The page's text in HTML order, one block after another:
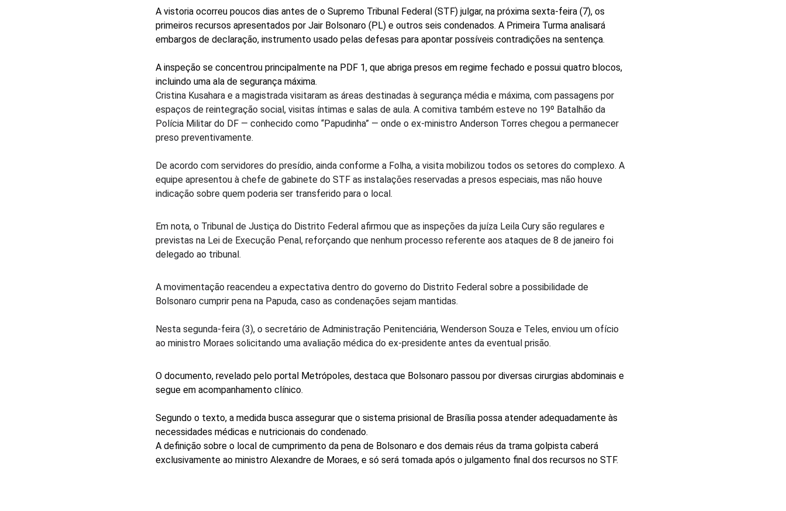
A vistoria ocorreu poucos dias antes de o Supremo Tribunal Federal (STF) julgar, na próxima sexta-feira (7), os
primeiros recursos apresentados por Jair Bolsonaro (PL) e outros seis condenados. A Primeira Turma analisará
embargos de declaração, instrumento usado pelas defesas para apontar possíveis contradições na sentença.
A inspeção se concentrou principalmente na PDF 1, que abriga presos em regime fechado e possui quatro blocos,
incluindo uma ala de segurança máxima.
Cristina Kusahara e a magistrada visitaram as áreas destinadas à segurança média e máxima, com passagens por
espaços de reintegração social, visitas íntimas e salas de aula. A comitiva também esteve no 19º Batalhão da
Polícia Militar do DF — conhecido como “Papudinha” — onde o ex-ministro Anderson Torres chegou a permanecer
preso preventivamente.
De acordo com servidores do presídio, ainda conforme a Folha, a visita mobilizou todos os setores do complexo. A
equipe apresentou à chefe de gabinete do STF as instalações reservadas a presos especiais, mas não houve
indicação sobre quem poderia ser transferido para o local.
Em nota, o Tribunal de Justiça do Distrito Federal afirmou que as inspeções da juíza Leila Cury são regulares e
previstas na Lei de Execução Penal, reforçando que nenhum processo referente aos ataques de 8 de janeiro foi
delegado ao tribunal.
A movimentação reacendeu a expectativa dentro do governo do Distrito Federal sobre a possibilidade de
Bolsonaro cumprir pena na Papuda, caso as condenações sejam mantidas.
Nesta segunda-feira (3), o secretário de Administração Penitenciária, Wenderson Souza e Teles, enviou um ofício
ao ministro Moraes solicitando uma avaliação médica do ex-presidente antes da eventual prisão.
O documento, revelado pelo portal Metrópoles, destaca que Bolsonaro passou por diversas cirurgias abdominais e
segue em acompanhamento clínico.
Segundo o texto, a medida busca assegurar que o sistema prisional de Brasília possa atender adequadamente às
necessidades médicas e nutricionais do condenado.
A definição sobre o local de cumprimento da pena de Bolsonaro e dos demais réus da trama golpista caberá
exclusivamente ao ministro Alexandre de Moraes, e só será tomada após o julgamento final dos recursos no STF.